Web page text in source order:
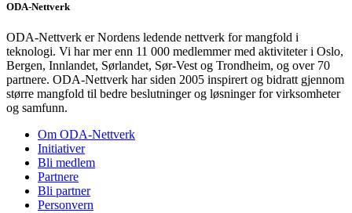
ODA-Nettverk
ODA-Nettverk er Nordens ledende nettverk for mangfold i
teknologi. Vi har mer enn 11 000 medlemmer med aktiviteter i Oslo,
Bergen, Innlandet, Sørlandet, Sør-Vest og Trondheim, og over 70
partnere. ODA-Nettverk har siden 2005 inspirert og bidratt gjennom
større mangfold til bedre beslutninger og løsninger for virksomheter
og samfunn.
Om ODA-Nettverk
Initiativer
Bli medlem
Partnere
Bli partner
Personvern